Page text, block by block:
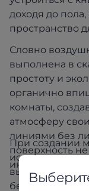
доходя до
пространство
Словно
выполнена в
простоту и
органично
комнаты,
атмосферу
линиями без
поверхность
При создании
использованы
безопасные